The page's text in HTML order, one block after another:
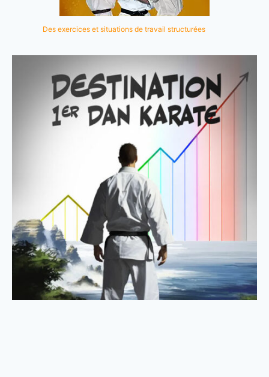
Des exercices et situations de travail structurées